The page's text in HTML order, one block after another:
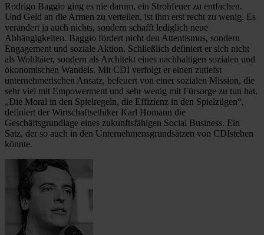
Rodrigo Baggio ging es nie darum, ein Strohfeuer zu entfachen.
Und Geld an die Armen zu verteilen, ist ihm erst recht zu wenig. Es
verändert ja auch nichts, sondern schafft lediglich neue
Abhängigkeiten. Baggio fördert nicht den Attentismus, sondern
Engagement und soziale Aktion. Schließlich definiert er sich nicht
als Wohltäter, sondern als Architekt eines nachhaltigen sozialen und
ökonomischen Wandels. Mit CDI verfolgt er einen zutiefst
unternehmerischen Ansatz, befeuert von einer sozialen Mission, die
sehr viel mit Empowerment und sehr wenig mit Fürsorge zu tun hat.
„Die Moral in den Spielregeln, die Effizienz in den Spielzügen“,
definiert der Wirtschaftsethiker Karl Homann die
Geschäftsgrundlage eines zukunftsfähigen Social Business. Ein
Satz, der so auch in den Unternehmensgrundsätzen von CDIstehen
könnte.